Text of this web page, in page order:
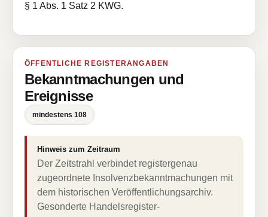
§ 1 Abs. 1 Satz 2 KWG.
ÖFFENTLICHE REGISTERANGABEN
Bekanntmachungen und
Ereignisse
mindestens 108
Hinweis zum Zeitraum
Der Zeitstrahl verbindet registergenau
zugeordnete Insolvenzbekanntmachungen mit
dem historischen Veröffentlichungsarchiv.
Gesonderte Handelsregister-